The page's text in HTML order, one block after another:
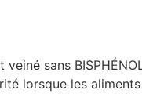
veiné sans
lorsque les